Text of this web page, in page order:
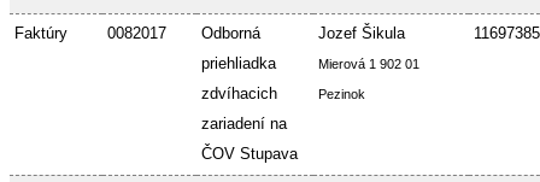
Faktúry 0082017
Odborná
priehliadka
zdvíhacich
zariadení na
ČOV Stupava
Jozef Šikula
Mierová 1 902 01
Pezinok
11697385